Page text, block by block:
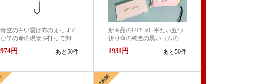
青空の白い雲は布のまっすぐ
な竿の傘の現物を打って卸売
りして色の晴れた傘を注文し
て作らせます。
974円 あと50件
新商品のUPS 50+平たい五つ
折り傘の純色の黒いゴムの日
よけの傘の超軽いミニ日傘の
ポケットの晴れた傘
1931円 あと50件